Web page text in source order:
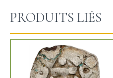
PRODUITS LIÉS